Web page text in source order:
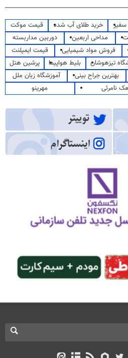
سفیر خرید طلای آب شده
قیمت موکت
مداحی اربعین
دوربین مداربسته
فروش مواد شیمیایی
قیمت ایمپلنت
تیزهوشان بلیط هواپیما
پرشین هتل
بهترین جراح بینی
آموزشگاه زبان ملل
نامرئی
مهرینو